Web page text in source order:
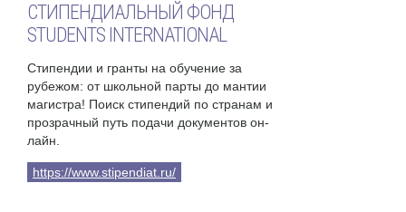
СТИПЕНДИАЛЬНЫЙ ФОНД
STUDENTS INTERNATIONAL
Стипендии и гранты на обучение за
рубежом: от школьной парты до мантии
магистра! Поиск стипендий по странам и
прозрачный путь подачи документов он-
лайн.
https://www.stipendiat.ru/